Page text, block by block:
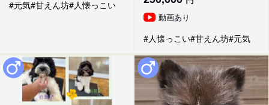
#元気#甘えん坊#人懐っこい
動画あり
#人懐っこい#甘えん坊#元気